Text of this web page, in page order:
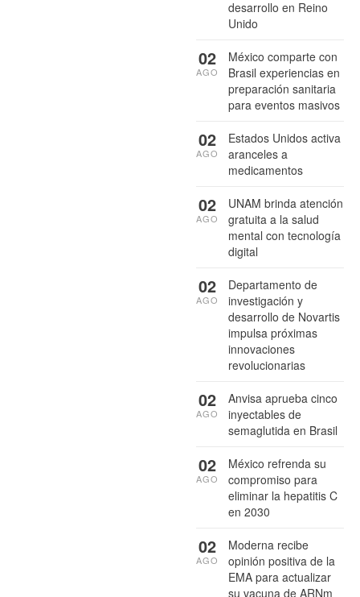
desarrollo en Reino
Unido
México comparte con
Brasil experiencias en
preparación sanitaria
para eventos masivos
02
AGO
Estados Unidos activa
aranceles a
medicamentos
02
AGO
UNAM brinda atención
gratuita a la salud
mental con tecnología
digital
02
AGO
Departamento de
investigación y
desarrollo de Novartis
impulsa próximas
innovaciones
revolucionarias
02
AGO
Anvisa aprueba cinco
inyectables de
semaglutida en Brasil
02
AGO
México refrenda su
compromiso para
eliminar la hepatitis C
en 2030
02
AGO
Moderna recibe
opinión positiva de la
EMA para actualizar
su vacuna de ARNm
02
AGO